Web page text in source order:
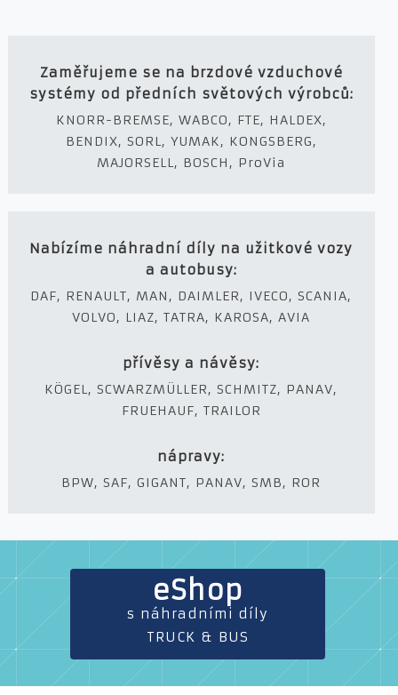
Zaměřujeme se na brzdové vzduchové
systémy od předních světových výrobců:
KNORR-BREMSE, WABCO, FTE, HALDEX,
BENDIX, SORL, YUMAK, KONGSBERG,
MAJORSELL, BOSCH, ProVia
Nabízíme náhradní díly na užitkové vozy
a autobusy:
DAF, RENAULT, MAN, DAIMLER, IVECO, SCANIA,
VOLVO, LIAZ, TATRA, KAROSA, AVIA
přívěsy a návěsy:
KÖGEL, SCWARZMÜLLER, SCHMITZ, PANAV,
FRUEHAUF, TRAILOR
nápravy:
BPW, SAF, GIGANT, PANAV, SMB, ROR
eShop
s náhradními díly
TRUCK & BUS